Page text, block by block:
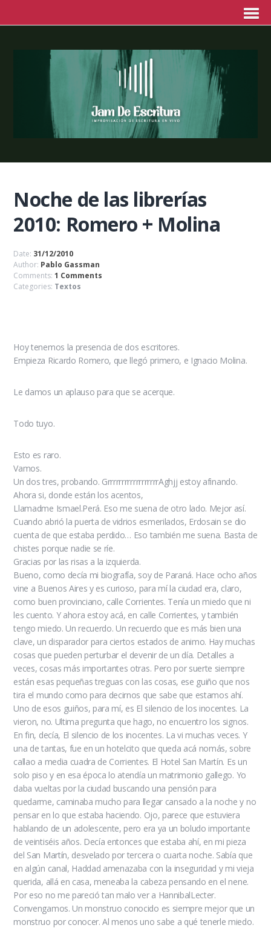
Noche de las librerías
2010: Romero + Molina
Date: 31/12/2010
Author: Pablo Gassman
Comments:1 Comments
Categories: Textos
Hoy tenemos la presencia de dos escritores.
Empieza Ricardo Romero, que llegó primero, e Ignacio Molina.
Le damos un aplauso para que se acerque.
Todo tuyo.
Esto es raro.
Vamos.
Un dos tres, probando. GrrrrrrrrrrrrrrrrrrAghjj estoy afinando.
Ahora si, donde están los acentos,
Llamadme Ismael.Perá. Eso me suena de otro lado. Mejor así.
Cuando abrió la puerta de vidrios esmerilados, Erdosain se dio
cuenta de que estaba perdido… Eso también me suena. Basta de
chistes porque nadie se ríe.
Gracias por las risas a la izquierda.
Bueno, como decía mi biografía, soy de Paraná. Hace ocho años
vine a Buenos Aires y es curioso, para mí la ciudad era, claro,
como buen provinciano, calle Corrientes. Tenía un miedo que ni
les cuento. Y ahora estoy acá, en calle Corrientes, y también
tengo miedo. Un recuerdo. Un recuerdo que es más bien una
clave, un disparador para ciertos estados de animo. Hay muchas
cosas que pueden perturbar el devenir de un día. Detalles a
veces, cosas más importantes otras. Pero por suerte siempre
están esas pequeñas treguas con las cosas, ese guiño que nos
tira el mundo como para decirnos que sabe que estamos ahí.
Uno de esos guiños, para mí, es El silencio de los inocentes. La
vieron, no. Ultima pregunta que hago, no encuentro los signos.
En fin, decía, El silencio de los inocentes. La vi muchas veces. Y
una de tantas, fue en un hotelcito que queda acá nomás, sobre
callao a media cuadra de Corrientes. El Hotel San Martín. Es un
solo piso y en esa época lo atendía un matrimonio gallego. Yo
daba vueltas por la ciudad buscando una pensión para
quedarme, caminaba mucho para llegar cansado a la noche y no
pensar en lo que estaba haciendo. Ojo, parece que estuviera
hablando de un adolescente, pero era ya un boludo importante
de veintiséis años. Decía entonces que estaba ahí, en mi pieza
del San Martín, desvelado por tercera o cuarta noche. Sabía que
en algún canal, Haddad amenazaba con la inseguridad y mi vieja
querida, allá en casa, meneaba la cabeza pensando en el nene.
Por eso no me pareció tan malo ver a HannibalLecter.
Convengamos. Un monstruo conocido es siempre mejor que un
monstruo por conocer. Al menos uno sabe a qué tenerle miedo.